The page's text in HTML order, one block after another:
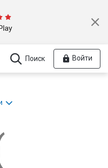
Поиск Войти